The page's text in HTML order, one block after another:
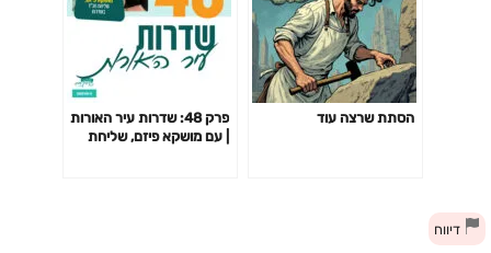
הסתת שרצה עוד
פרק 48: שדרות עיר האורות
| עם מושקא פיזם, שליחת
דיווח